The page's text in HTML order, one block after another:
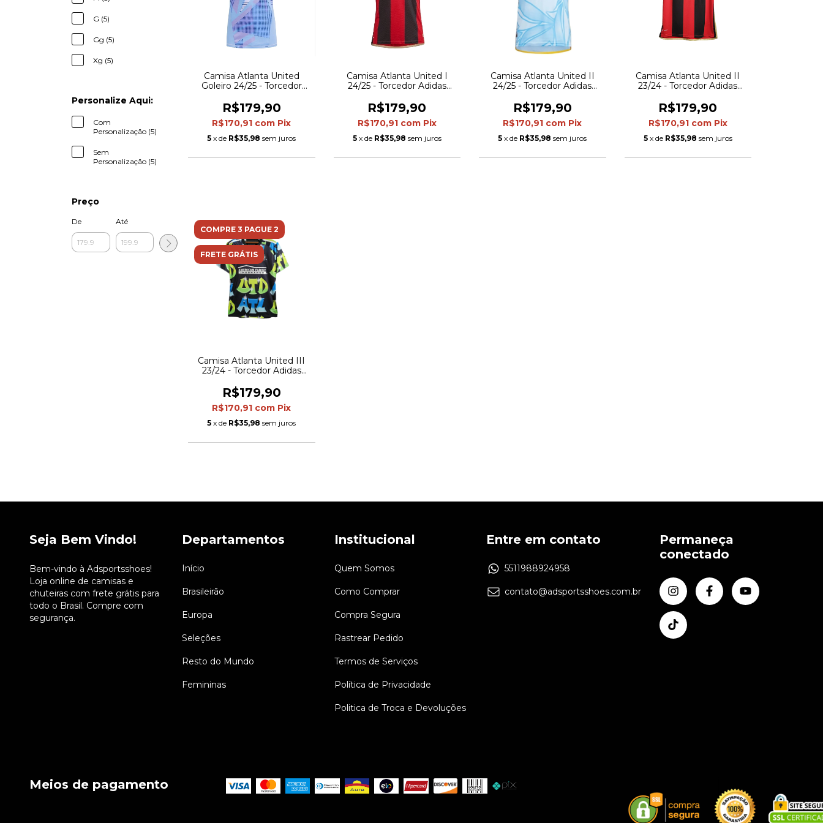
G (5)
Gg (5)
Xg (5)
Personalize Aqui:
Com
Personalização (5)
Sem
Personalização (5)
Preço
De Até
Camisa Atlanta United
Goleiro 24/25 - Torcedor
R$179,90
R$170,91 com Pix
5 x de R$35,98 sem juros
Camisa Atlanta United I
24/25 - Torcedor Adidas
vermelha
R$179,90
R$170,91 com Pix
5 x de R$35,98 sem juros
Camisa Atlanta United II
24/25 - Torcedor Adidas
detalhes em amarelo
R$179,90
R$170,91 com Pix
5 x de R$35,98 sem juros
Camisa Atlanta United II
23/24 - Torcedor Adidas
detalhes preto e dourado
R$179,90
R$170,91 com Pix
5 x de R$35,98 sem juros
COMPRE 3 PAGUE 2
FRETE GRÁTIS
Camisa Atlanta United III
23/24 - Torcedor Adidas
detalhes em grafite
R$179,90
R$170,91 com Pix
5 x de R$35,98 sem juros
Seja Bem Vindo!
Bem-vindo à Adsportsshoes!
Loja online de camisas e
chuteiras com frete grátis para
todo o Brasil. Compre com
segurança.
Departamentos
Início
Brasileirão
Europa
Seleções
Resto do Mundo
Femininas
Institucional
Quem Somos
Como Comprar
Compra Segura
Rastrear Pedido
Termos de Serviços
Política de Privacidade
Politica de Troca e Devoluções
Entre em contato
5511988924958
contato@adsportsshoes.com.br
Permaneça
conectado
Meios de pagamento